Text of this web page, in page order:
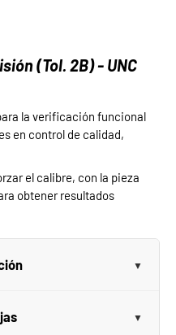
(Tol. 2B) - UNC
la verificación funcional
en control de calidad,
el calibre, con la pieza
obtener resultados